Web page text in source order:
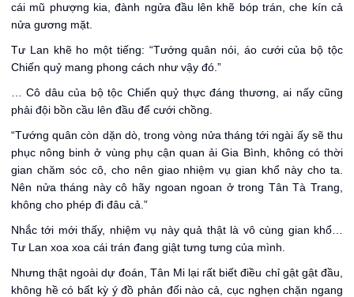
cái mũ phượng kia, đành ngửa đầu lên khẽ bóp trán, che kín cả
nửa gương mặt.
Tư Lan khẽ ho một tiếng: “Tướng quân nói, áo cưới của bộ tộc
Chiến quỷ mang phong cách như vậy đó.”
… Cô dâu của bộ tộc Chiến quỷ thực đáng thương, ai nấy cũng
phải đội bồn cầu lên đầu để cưới chồng.
“Tướng quân còn dặn dò, trong vòng nửa tháng tới ngài ấy sẽ thu
phục nông binh ở vùng phụ cận quan ải Gia Bình, không có thời
gian chăm sóc cô, cho nên giao nhiệm vụ gian khổ này cho ta.
Nên nửa tháng này cô hãy ngoan ngoan ở trong Tân Tà Trang,
không cho phép đi đâu cả.”
Nhắc tới mới thấy, nhiệm vụ này quả thật là vô cùng gian khổ…
Tư Lan xoa xoa cái trán đang giật tưng tưng của mình.
Nhưng thật ngoài dự đoán, Tân Mi lại rất biết điều chỉ gật gật đầu,
không hề có bất kỳ ý đồ phản đối nào cả, cục nghẹn chặn ngang